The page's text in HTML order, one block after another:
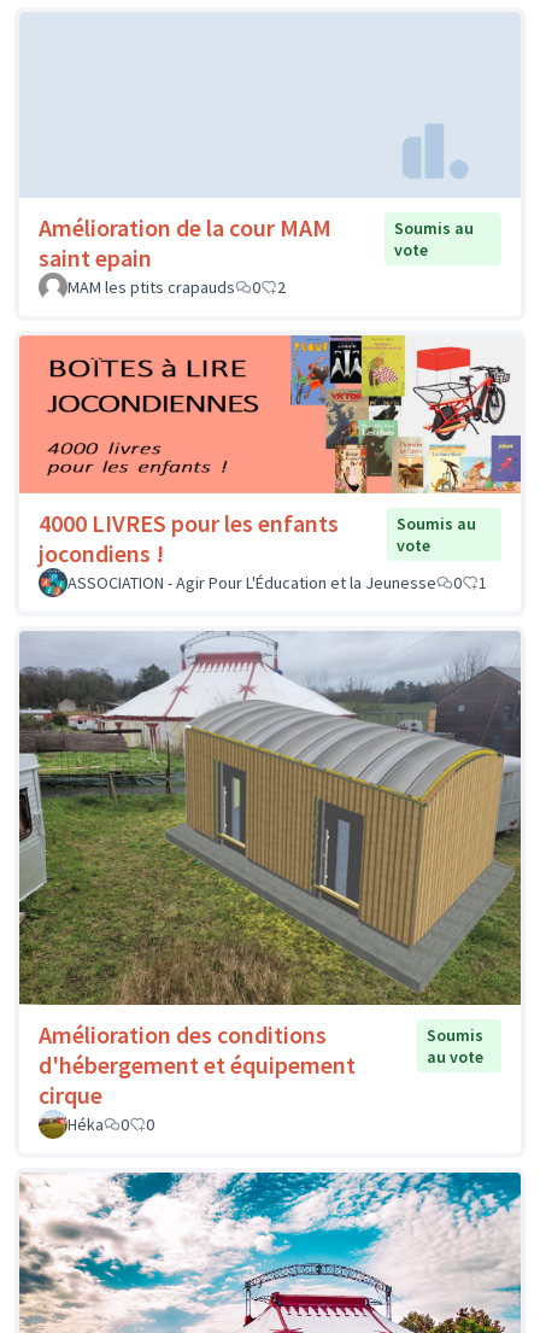
Amélioration de la cour MAM
saint epain
Soumis au
vote
MAM les ptits crapauds
0 2
4000 LIVRES pour les enfants
jocondiens !
Soumis au
vote
ASSOCIATION - Agir Pour L'Éducation et la Jeunesse
0 1
Amélioration des conditions
d'hébergement et équipement
cirque
Soumis
au vote
Héka 0 0